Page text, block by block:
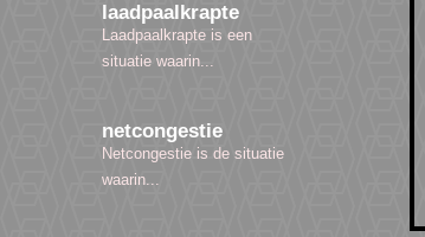
laadpaalkrapte
Laadpaalkrapte is een
situatie waarin...
netcongestie
Netcongestie is de situatie
waarin...